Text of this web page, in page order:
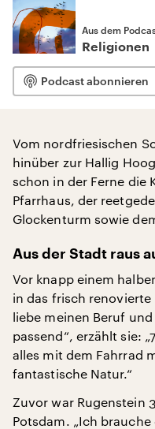
Aus dem
Religionen
Podcast abonnieren
Vom nordfriesischen
hinüber zur Hallig
schon in der Ferne die
Pfarrhaus, der
Glockenturm sowie
Aus der Stadt raus
Vor knapp einem
in das frisch renovierte
liebe meinen Beruf
passend“, erzählt sie:
alles mit dem Fahrrad
fantastische Natur.“
Zuvor war Rugenstein
Potsdam. „Ich